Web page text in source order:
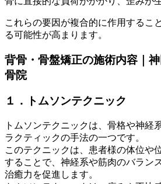
これらの要因が複合的に作用するこ
る可能性が高まります。
背骨・骨盤矯正の施術内容｜
骨院
１．トムソンテクニック
トムソンテクニックは、骨格や神経
ラクティックの手法の一つです。
このテクニックは、患者様の体位や
することで、神経系や筋肉のバラン
治癒力を促進します。